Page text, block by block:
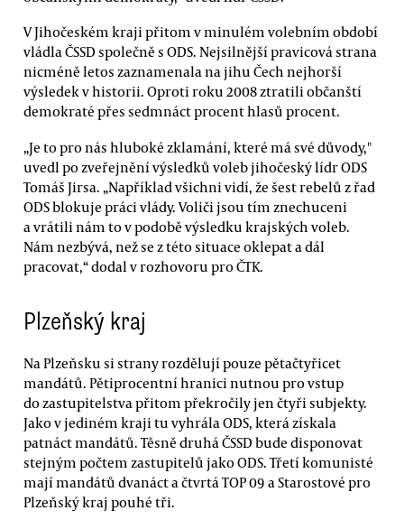
V Jihočeském kraji přitom v minulém volebním období
vládla ČSSD společně s ODS. Nejsilnější pravicová strana
nicméně letos zaznamenala na jihu Čech nejhorší
výsledek v historii. Oproti roku 2008 ztratili občanští
demokraté přes sedmnáct procent hlasů procent.
„Je to pro nás hluboké zklamání, které má své důvody,"
uvedl po zveřejnění výsledků voleb jihočeský lídr ODS
Tomáš Jirsa. „Například všichni vidí, že šest rebelů z řad
ODS blokuje práci vlády. Voliči jsou tím znechuceni
a vrátili nám to v podobě výsledku krajských voleb.
Nám nezbývá, než se z této situace oklepat a dál
pracovat,“ dodal v rozhovoru pro ČTK.
Plzeňský kraj
Na Plzeňsku si strany rozdělují pouze pětačtyřicet
mandátů. Pětiprocentní hranici nutnou pro vstup
do zastupitelstva přitom překročily jen čtyři subjekty.
Jako v jediném kraji tu vyhrála ODS, která získala
patnáct mandátů. Těsně druhá ČSSD bude disponovat
stejným počtem zastupitelů jako ODS. Třetí komunisté
mají mandátů dvanáct a čtvrtá TOP 09 a Starostové pro
Plzeňský kraj pouhé tři.